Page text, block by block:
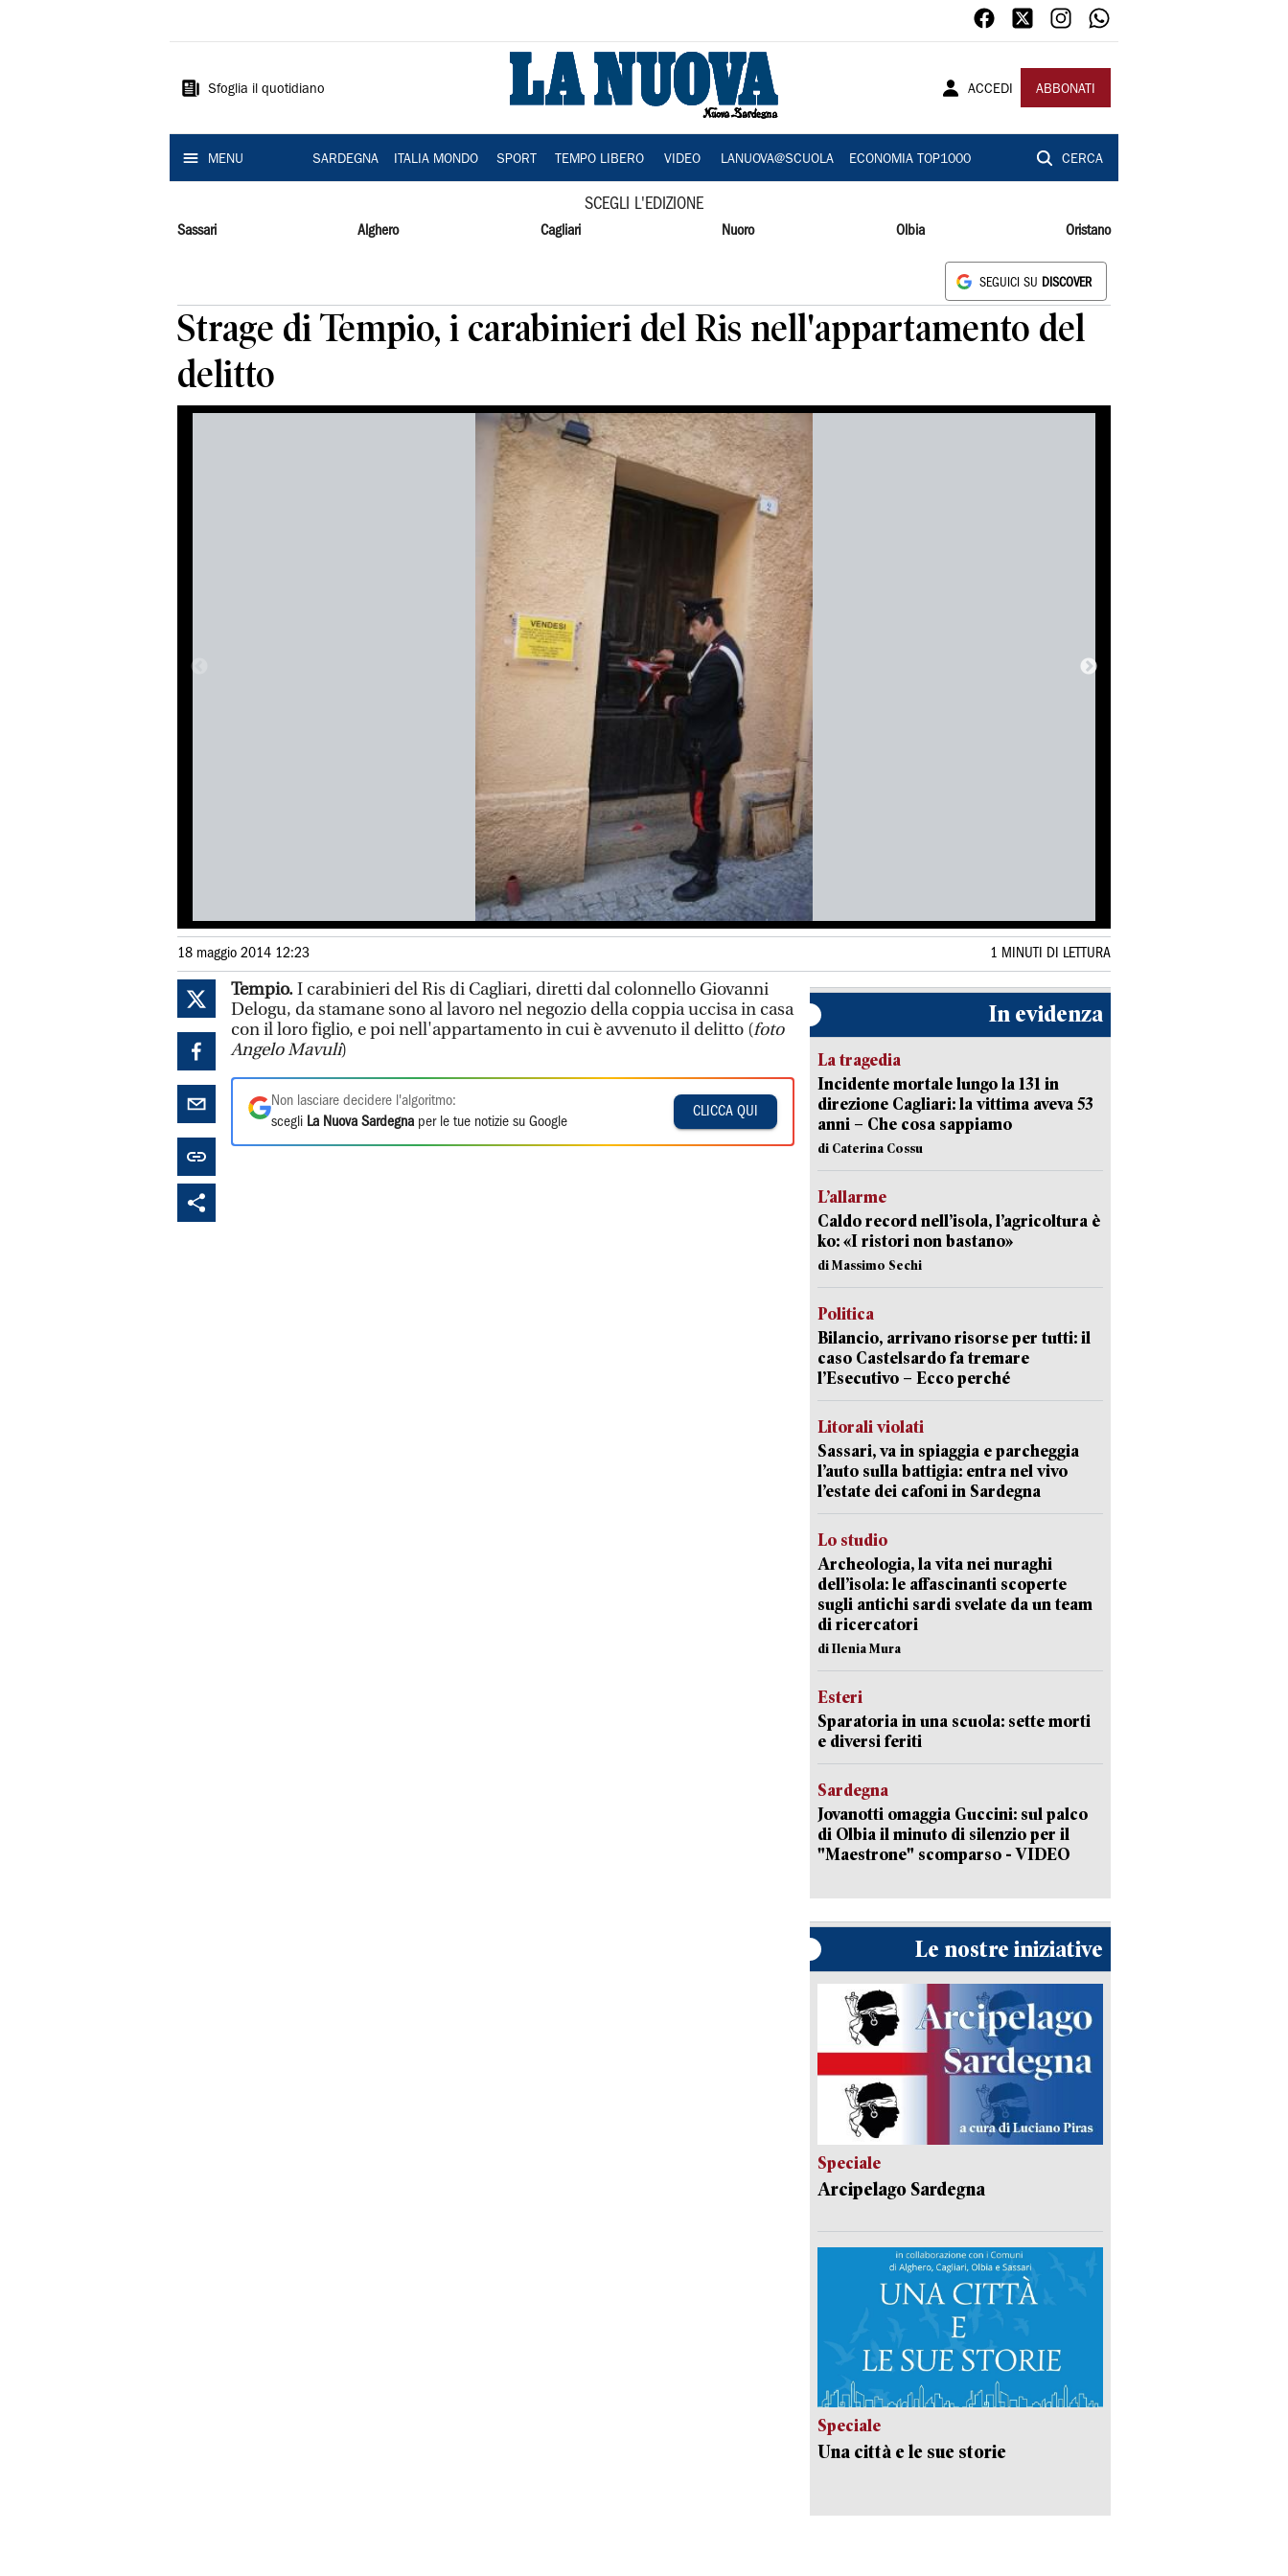
Sardegna
Sfoglia il quotidiano ACCEDI ABBONATI
MENU SARDEGNA ITALIA MONDO SPORT TEMPO LIBERO VIDEO LANUOVA@SCUOLA ECONOMIA TOP1000 CERCA
SCEGLI L'EDIZIONE
Sassari Alghero Cagliari Nuoro Olbia Oristano
SEGUICI SU DISCOVER
Strage di Tempio, i carabinieri del Ris nell'appartamento del
delitto
18 maggio 2014 12:23 1 MINUTI DI LETTURA
Tempio.I carabinieri del Ris di Cagliari, diretti dal colonnello Giovanni
Delogu, da stamane sono al lavoro nel negozio della coppia uccisa in casa
con il loro figlio, e poi nell'appartamento in cui è avvenuto il delitto (foto
Angelo Mavuli)
Non lasciare decidere l'algoritmo:
scegli La Nuova Sardegna per le tue notizie su Google
CLICCA QUI
In evidenza
La tragedia
Incidente mortale lungo la 131 in
direzione Cagliari: la vittima aveva 53
anni – Che cosa sappiamo
di Caterina Cossu
L’allarme
Caldo record nell’isola, l’agricoltura è
ko: «I ristori non bastano»
di Massimo Sechi
Politica
Bilancio, arrivano risorse per tutti: il
caso Castelsardo fa tremare
l’Esecutivo – Ecco perché
Litorali violati
Sassari, va in spiaggia e parcheggia
l’auto sulla battigia: entra nel vivo
l’estate dei cafoni in Sardegna
Lo studio
Archeologia, la vita nei nuraghi
dell’isola: le affascinanti scoperte
sugli antichi sardi svelate da un team
di ricercatori
di Ilenia Mura
Esteri
Sparatoria in una scuola: sette morti
e diversi feriti
Sardegna
Jovanotti omaggia Guccini: sul palco
di Olbia il minuto di silenzio per il
"Maestrone" scomparso - VIDEO
Le nostre iniziative
Speciale
Arcipelago Sardegna
Speciale
Una città e le sue storie